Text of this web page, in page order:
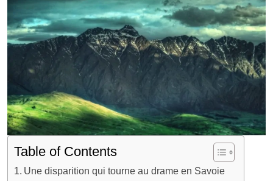
Table of Contents
Une disparition qui tourne au drame en Savoie